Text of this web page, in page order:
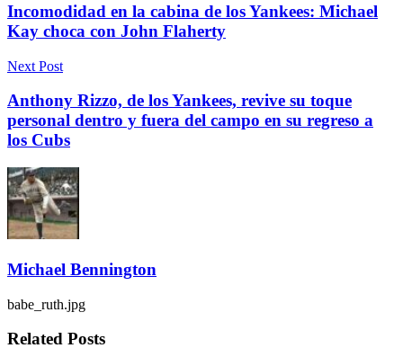
Incomodidad en la cabina de los Yankees: Michael
Kay choca con John Flaherty
Next Post
Anthony Rizzo, de los Yankees, revive su toque
personal dentro y fuera del campo en su regreso a
los Cubs
Michael Bennington
babe_ruth.jpg
Related Posts